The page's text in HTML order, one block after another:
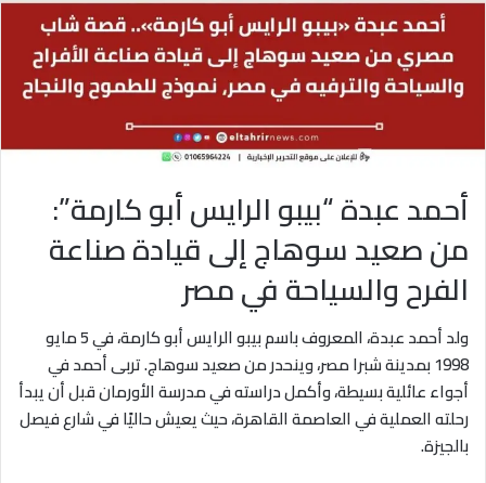
أحمد عبدة “بيبو الرايس أبو كارمة”:
من صعيد سوهاج إلى قيادة صناعة
الفرح والسياحة في مصر
ولد أحمد عبدة، المعروف باسم بيبو الرايس أبو كارمة، في 5 مايو
1998 بمدينة شبرا مصر، وينحدر من صعيد سوهاج. تربى أحمد في
أجواء عائلية بسيطة، وأكمل دراسته في مدرسة الأورمان قبل أن يبدأ
رحلته العملية في العاصمة القاهرة، حيث يعيش حاليًا في شارع فيصل
بالجيزة.